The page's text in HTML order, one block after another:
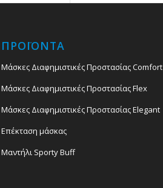
ΠΡΟΪΟΝΤΑ
Μάσκες Διαφημιστικές Προστασίας Comfort
Μάσκες Διαφημιστικές Προστασίας Flex
Μάσκες Διαφημιστικές Προστασίας Elegant
Επέκταση μάσκας
Μαντήλι Sporty Buff